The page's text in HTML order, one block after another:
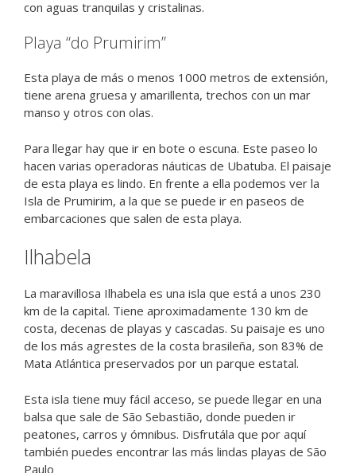
con aguas tranquilas y cristalinas.
Playa “do Prumirim”
Esta playa de más o menos 1000 metros de extensión,
tiene arena gruesa y amarillenta, trechos con un mar
manso y otros con olas.
Para llegar hay que ir en bote o escuna. Este paseo lo
hacen varias operadoras náuticas de Ubatuba. El paisaje
de esta playa es lindo. En frente a ella podemos ver la
Isla de Prumirim, a la que se puede ir en paseos de
embarcaciones que salen de esta playa.
Ilhabela
La maravillosa Ilhabela es una isla que está a unos 230
km de la capital. Tiene aproximadamente 130 km de
costa, decenas de playas y cascadas. Su paisaje es uno
de los más agrestes de la costa brasileña, son 83% de
Mata Atlántica preservados por un parque estatal.
Esta isla tiene muy fácil acceso, se puede llegar en una
balsa que sale de São Sebastião, donde pueden ir
peatones, carros y ómnibus. Disfrutála que por aquí
también puedes encontrar las más lindas playas de São
Paulo